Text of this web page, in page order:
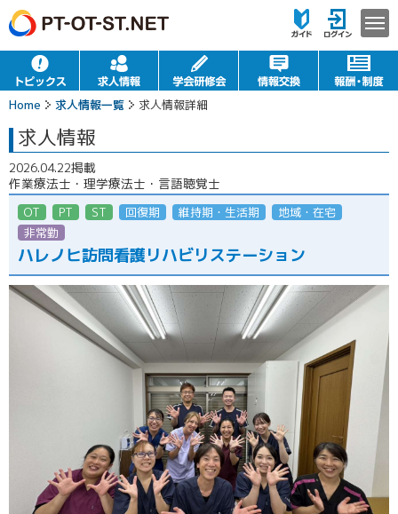
Home 求人情報一覧 求人情報詳細
求人情報
2026.04.22掲載
作業療法士・理学療法士・言語聴覚士
OT PT ST 回復期 維持期・生活期
地域・在宅
非常勤（パート）
ハレノヒ訪問看護リハビリステーション